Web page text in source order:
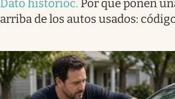
Dato histórioc. Por qué ponen
arriba de los autos usados: